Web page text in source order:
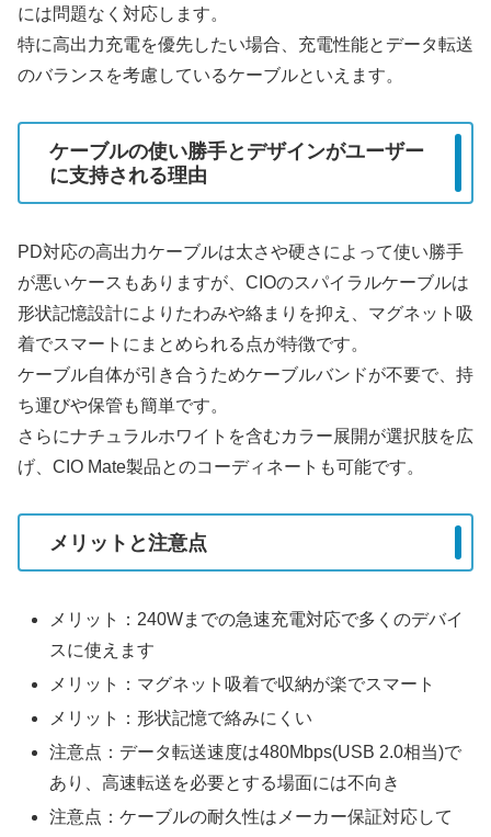
には問題なく対応します。
特に高出力充電を優先したい場合、充電性能とデータ転送
のバランスを考慮しているケーブルといえます。
ケーブルの使い勝手とデザインがユーザー
に支持される理由
PD対応の高出力ケーブルは太さや硬さによって使い勝手
が悪いケースもありますが、CIOのスパイラルケーブルは
形状記憶設計によりたわみや絡まりを抑え、マグネット吸
着でスマートにまとめられる点が特徴です。
ケーブル自体が引き合うためケーブルバンドが不要で、持
ち運びや保管も簡単です。
さらにナチュラルホワイトを含むカラー展開が選択肢を広
げ、CIO Mate製品とのコーディネートも可能です。
メリットと注意点
メリット：240Wまでの急速充電対応で多くのデバイ
スに使えます
メリット：マグネット吸着で収納が楽でスマート
メリット：形状記憶で絡みにくい
注意点：データ転送速度は480Mbps(USB 2.0相当)で
あり、高速転送を必要とする場面には不向き
注意点：ケーブルの耐久性はメーカー保証対応して